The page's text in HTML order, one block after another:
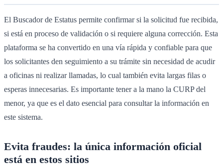
El Buscador de Estatus permite confirmar si la solicitud fue recibida,
si está en proceso de validación o si requiere alguna corrección. Esta
plataforma se ha convertido en una vía rápida y confiable para que
los solicitantes den seguimiento a su trámite sin necesidad de acudir
a oficinas ni realizar llamadas, lo cual también evita largas filas o
esperas innecesarias. Es importante tener a la mano la CURP del
menor, ya que es el dato esencial para consultar la información en
este sistema.
Evita fraudes: la única información oficial
está en estos sitios